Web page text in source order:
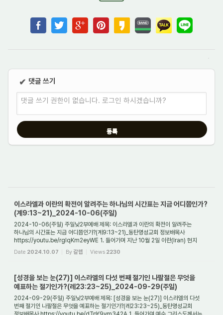
✔ 댓글 쓰기
댓글 쓰기 권한이 없습니다. 로그인 하시겠습니까?
이스라엘과 이란의 확전이 알려주는 하나님의 시간표는 지금 어디쯤인가?
(계9:13~21)_2024-10-06(주일)
2024-10-06(주일) 주일낮2부예배 제목: 이스라엘과 이란의 확전이 알려주는
하나님의 시간표는 지금 어디쯤인가?(계9:13~21)_동탄명성교회 정보배목사
https://youtu.be/rglqKm2eyWE 1. 들어가며 지난 10월 2일 이란(Iran) 현지
시간으로 저녁 7시, 이란이 자...
Date 2024.10.07 By갈렙 Views 2230
[성경을 보는 눈(27)] 이스라엘의 다섯 번째 절기인 나팔절은 무엇을
예표하는 절기인가?(레23:23~25)_2024-09-29(주일)
2024-09-29(주일) 주일낮2부예배 제목: [성경을 보는 눈(27)] 이스라엘의 다섯
번째 절기인 나팔절은 무엇을 예표하는 절기인가?(레23:23~25)_동탄명성교회